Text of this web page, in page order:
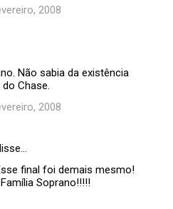
2008
Não sabia da existência
Chase.
2008
final foi demais mesmo!
Soprano!!!!!